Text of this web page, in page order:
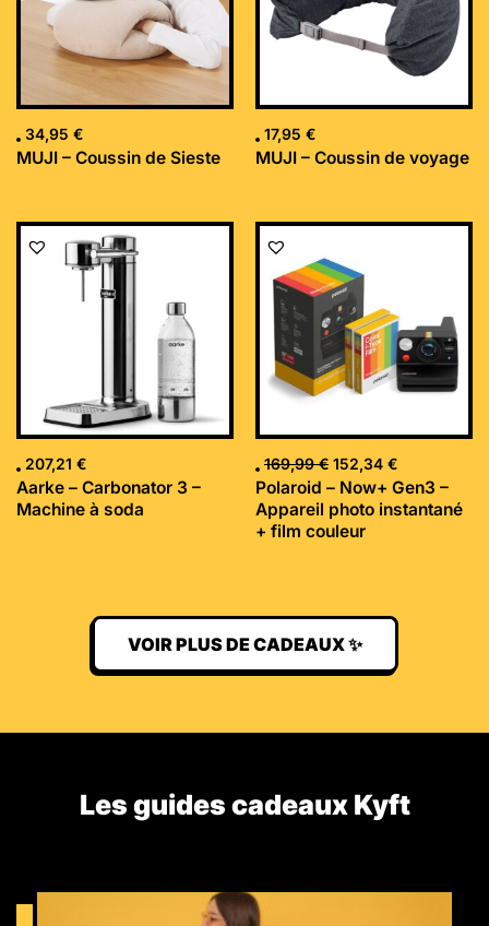
34,95 €
MUJI – Coussin de Sieste
17,95 €
MUJI – Coussin de voyage
207,21 €
Aarke – Carbonator 3 –
Machine à soda
169,99€
Le
initial
était :
169,99 €.
152,34 €
Le
Polaroid – Now+ Gen3 –
Appareil photo instantané
+ film couleur
VOIR PLUS DE CADEAUX ✨
Les guides cadeaux Kyft​